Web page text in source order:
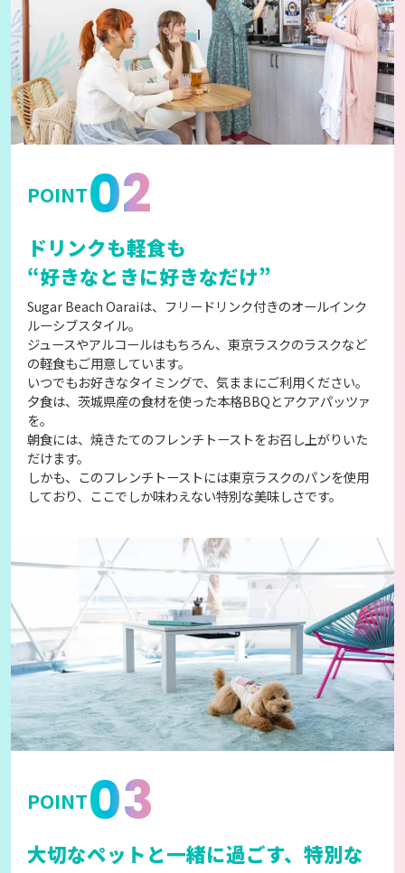
POINT02
ドリンクも軽食も
“好きなときに好きなだけ”
Sugar Beach Oaraiは、フリードリンク付きのオールインク
ルーシブスタイル。
ジュースやアルコールはもちろん、東京ラスクのラスクなど
の軽食もご用意しています。
いつでもお好きなタイミングで、気ままにご利用ください。
夕食は、茨城県産の食材を使った本格BBQとアクアパッツァ
を。
朝食には、焼きたてのフレンチトーストをお召し上がりいた
だけます。
しかも、このフレンチトーストには東京ラスクのパンを使用
しており、ここでしか味わえない特別な美味しさです。
POINT03
大切なペットと一緒に過ごす、特別な